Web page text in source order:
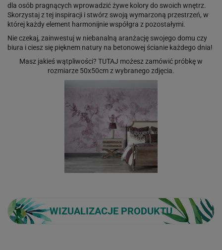
dla osób pragnących wprowadzić żywe kolory do swoich wnętrz.
Skorzystaj z tej inspiracji i stwórz swoją wymarzoną przestrzeń, w
której każdy element harmonijnie współgra z pozostałymi.
Nie czekaj, zainwestuj w niebanalną aranżację swojego domu czy
biura i ciesz się pięknem natury na betonowej ścianie każdego dnia!
Masz jakieś wątpliwości? TUTAJ możesz zamówić próbkę w
rozmiarze 50x50cm z wybranego zdjęcia.
WIZUALIZACJE PRODUKTU